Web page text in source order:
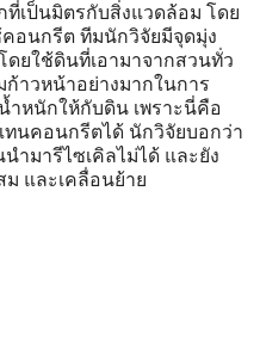
เป็นมิตรกับสิ่งแวดล้อม โดย
อนกรีต ทีมนักวิจัยมีจุดมุ่ง
ยใช้ดินที่เอามาจากสวนทั่ว
าวหน้าอย่างมากในการ
ำหนักให้กับดิน เพราะนี่คือ
นคอนกรีตได้ นักวิจัยบอกว่า
มารีไซเคิลไม่ได้ และยัง
และเคลื่อนย้าย